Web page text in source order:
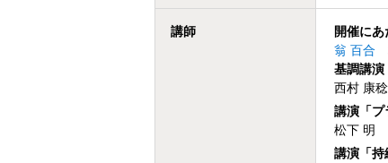
講師
開催にあ
翁 百合
基調講演
西村 康
講演「プ
松下 明
講演「持